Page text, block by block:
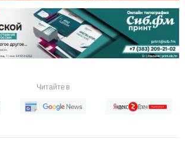
Читайте в